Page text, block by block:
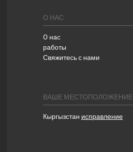
О НАС
O нас
работы
Свяжитесь с нами
ВАШЕ МЕСТОПОЛОЖЕНИЕ
Кыргызстан исправление